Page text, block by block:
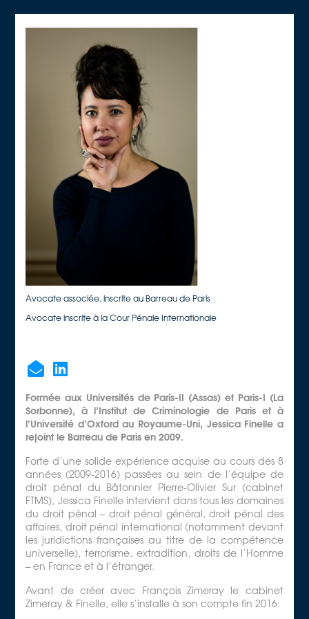
Avocate associée, inscrite au Barreau de Paris
Avocate inscrite à la Cour Pénale Internationale
Formée aux Universités de Paris-II (Assas) et Paris-I (La
Sorbonne), à l’Institut de Criminologie de Paris et à
l’Université d’Oxford au Royaume-Uni, Jessica Finelle a
rejoint le Barreau de Paris en 2009.
Forte d’une solide expérience acquise au cours des 8
années (2009-2016) passées au sein de l’équipe de
droit pénal du Bâtonnier Pierre-Olivier Sur (cabinet
FTMS), Jessica Finelle intervient dans tous les domaines
du droit pénal – droit pénal général, droit pénal des
affaires, droit pénal international (notamment devant
les juridictions françaises au titre de la compétence
universelle), terrorisme, extradition, droits de l’Homme
– en France et à l’étranger.
Avant de créer avec François Zimeray le cabinet
Zimeray & Finelle, elle s’installe à son compte fin 2016.